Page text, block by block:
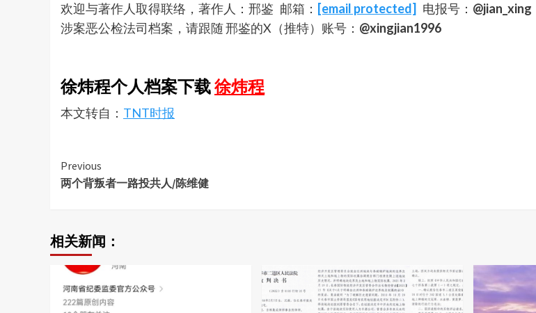
欢迎与著作人取得联络，著作人：邢鉴 邮箱： [email protected] 电报号： @jian_xing
涉案恶公检法司档案，请跟随 邢鉴的X（推特）账号： @xingjian1996
徐炜程个人档案下载徐炜程
本文转自： TNT时报
Continue
Reading
Previous
两个背叛者一路投共人/陈维健
相关新闻：